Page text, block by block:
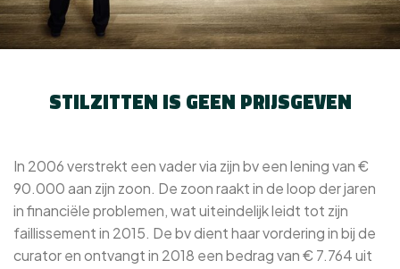
STILZITTEN IS GEEN PRIJSGEVEN
In 2006 verstrekt een vader via zijn bv een lening van €
90.000 aan zijn zoon. De zoon raakt in de loop der jaren
in financiële problemen, wat uiteindelijk leidt tot zijn
faillissement in 2015. De bv dient haar vordering in bij de
curator en ontvangt in 2018 een bedrag van € 7.764 uit